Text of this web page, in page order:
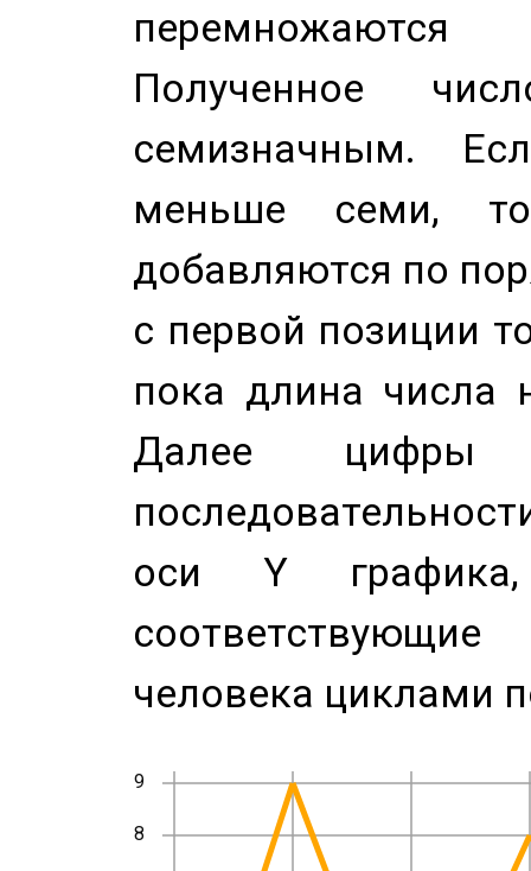
Полученное
семизначным.
меньше семи,
добавляются по
с первой позиции
пока длина числа
Далее цифры
оси Y
человека циклами